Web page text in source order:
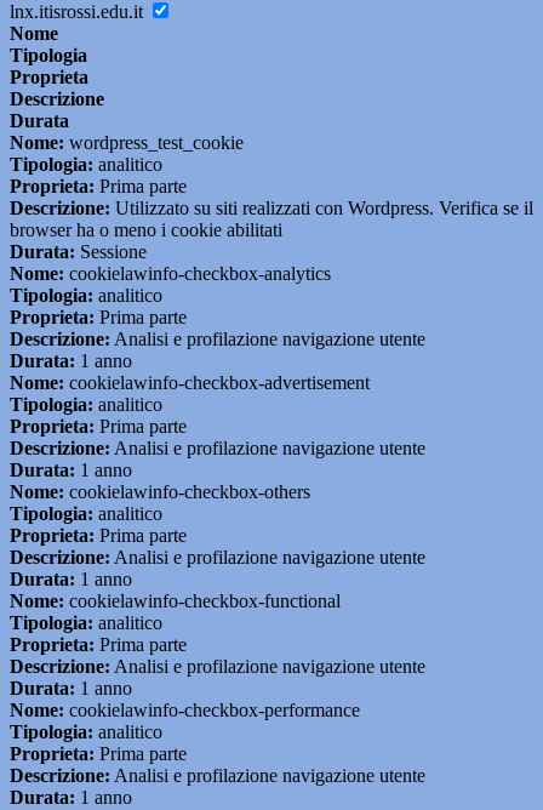
lnx.itisrossi.edu.it
Nome
Tipologia
Proprieta
Descrizione
Durata
Nome: wordpress_test_cookie
Tipologia: analitico
Proprieta: Prima parte
Descrizione: Utilizzato su siti realizzati con Wordpress. Verifica se il
browser ha o meno i cookie abilitati
Durata: Sessione
Nome: cookielawinfo-checkbox-analytics
Tipologia: analitico
Proprieta: Prima parte
Descrizione: Analisi e profilazione navigazione utente
Durata: 1 anno
Nome: cookielawinfo-checkbox-advertisement
Tipologia: analitico
Proprieta: Prima parte
Descrizione: Analisi e profilazione navigazione utente
Durata: 1 anno
Nome: cookielawinfo-checkbox-others
Tipologia: analitico
Proprieta: Prima parte
Descrizione: Analisi e profilazione navigazione utente
Durata: 1 anno
Nome: cookielawinfo-checkbox-functional
Tipologia: analitico
Proprieta: Prima parte
Descrizione: Analisi e profilazione navigazione utente
Durata: 1 anno
Nome: cookielawinfo-checkbox-performance
Tipologia: analitico
Proprieta: Prima parte
Descrizione: Analisi e profilazione navigazione utente
Durata: 1 anno